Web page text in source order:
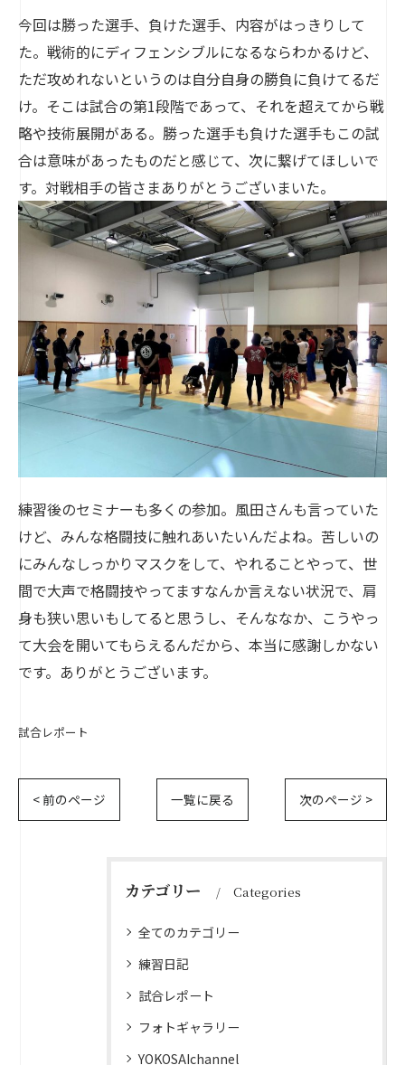
今回は勝った選手、負けた選手、内容がはっきりして
た。戦術的にディフェンシブルになるならわかるけど、
ただ攻めれないというのは自分自身の勝負に負けてるだ
け。そこは試合の第1段階であって、それを超えてから戦
略や技術展開がある。勝った選手も負けた選手もこの試
合は意味があったものだと感じて、次に繋げてほしいで
す。対戦相手の皆さまありがとうございまいた。
練習後のセミナーも多くの参加。風田さんも言っていた
けど、みんな格闘技に触れあいたいんだよね。苦しいの
にみんなしっかりマスクをして、やれることやって、世
間で大声で格闘技やってますなんか言えない状況で、肩
身も狭い思いもしてると思うし、そんななか、こうやっ
て大会を開いてもらえるんだから、本当に感謝しかない
です。ありがとうございます。
試合レポート
< 前のページ 一覧に戻る 次のページ >
カテゴリー Categories
全てのカテゴリー
練習日記
試合レポート
フォトギャラリー
YOKOSAIchannel